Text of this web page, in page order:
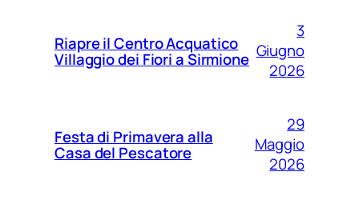
Riapre il Centro Acquatico
Villaggio dei Fiori a Sirmione
3
Giugno
2026
Festa di Primavera alla
Casa del Pescatore
29
Maggio
2026